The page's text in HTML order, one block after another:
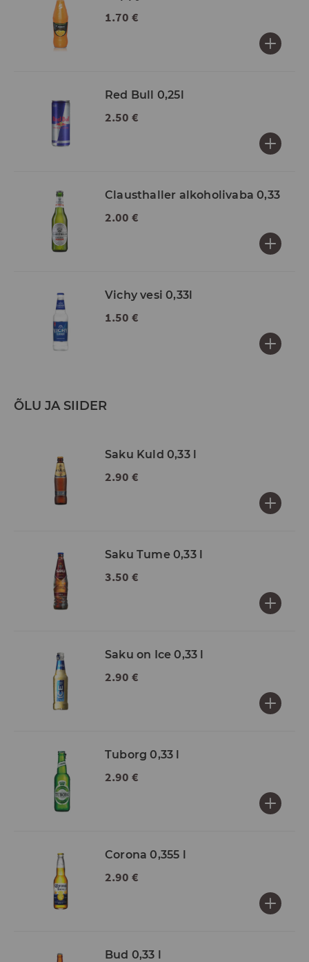
1.70 €
Red Bull 0,25l
2.50 €
Clausthaller alkoholivaba 0,33
2.00 €
Vichy vesi 0,33l
1.50 €
ÕLU JA SIIDER
Saku Kuld 0,33 l
2.90 €
Saku Tume 0,33 l
3.50 €
Saku on Ice 0,33 l
2.90 €
Tuborg 0,33 l
2.90 €
Corona 0,355 l
2.90 €
Bud 0,33 l